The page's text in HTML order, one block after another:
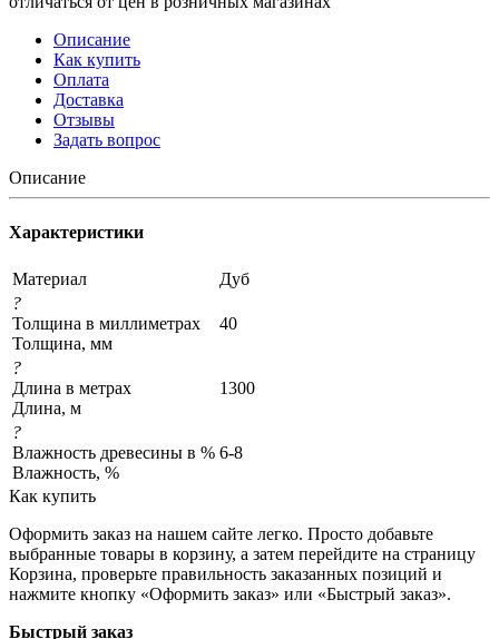
Описание
Как купить
Оплата
Доставка
Отзывы
Задать вопрос
Описание
Характеристики
Материал
Дуб
?
Толщина в миллиметрах
Толщина, мм
40
?
Длина в метрах
Длина, м
1300
?
Влажность древесины в %
Влажность, %
6-8
Как купить
Оформить заказ на нашем сайте легко. Просто добавьте
выбранные товары в корзину, а затем перейдите на страницу
Корзина, проверьте правильность заказанных позиций и
нажмите кнопку «Оформить заказ» или «Быстрый заказ».
Быстрый заказ